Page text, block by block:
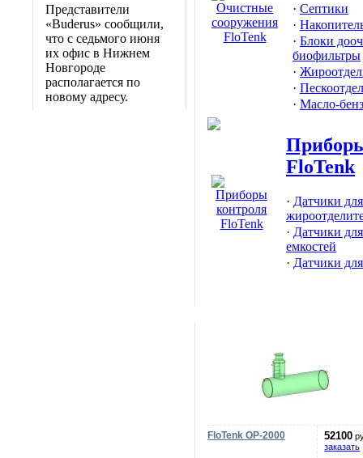
Представители
«Buderus» сообщили,
что с седьмого июня
их офис в Нижнем
Новгороде
располагается по
новому адресу.
· Септики
·
· Блоки
биофильтры
·
·
· Масло-
FloTenk
· Датчики для
· Датчики
емкостей
· Датчики
FloTenk OP-2000 52100
заказать